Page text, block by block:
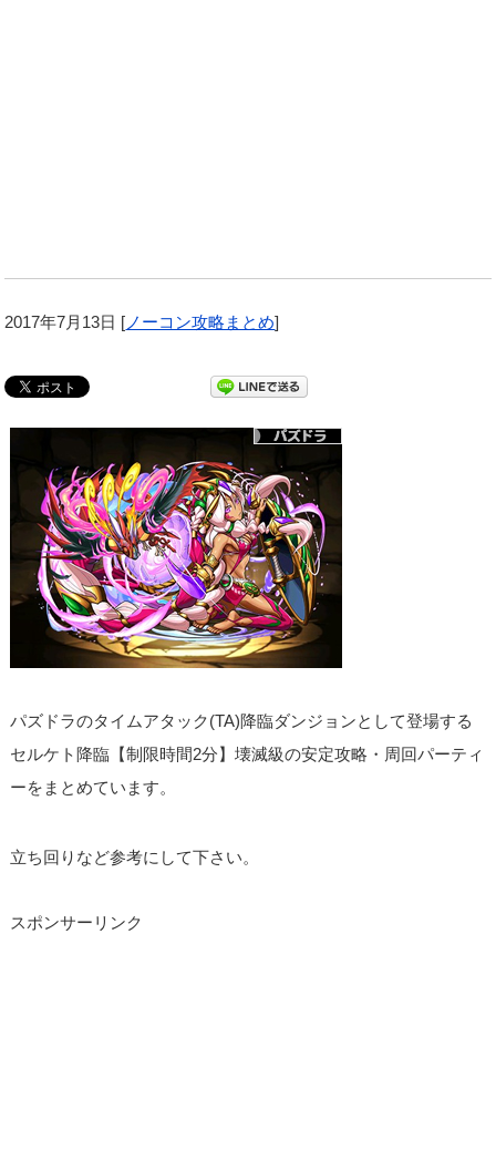
2017年7月13日 [ ノーコン攻略まとめ]
パズドラのタイムアタック(TA)降臨ダンジョンとして登場する
セルケト降臨【制限時間2分】壊滅級の安定攻略・周回パーティ
ーをまとめています。
立ち回りなど参考にして下さい。
スポンサーリンク